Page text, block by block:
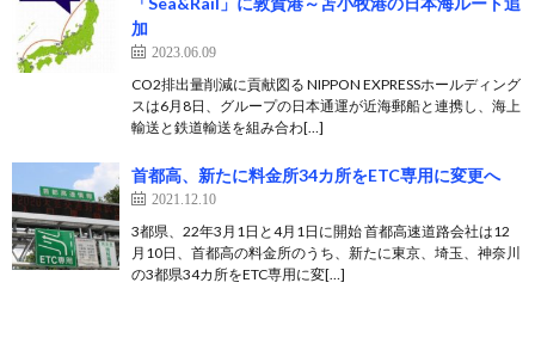
加
2023.06.09
CO2排出量削減に貢献図る NIPPON EXPRESSホールディング
スは6月8日、グループの日本通運が近海郵船と連携し、海上
輸送と鉄道輸送を組み合わ[…]
首都高、新たに料金所34カ所をETC専用に変更へ
2021.12.10
3都県、22年3月1日と4月1日に開始 首都高速道路会社は12
月10日、首都高の料金所のうち、新たに東京、埼玉、神奈川
の3都県34カ所をETC専用に変[…]